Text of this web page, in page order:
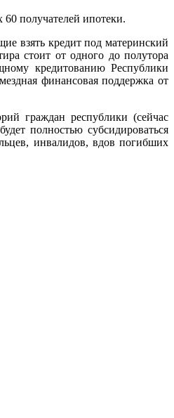
получателей ипотеки.
взять кредит под материнский
стоит от одного до полутора
кредитованию Республики
финансовая поддержка от
граждан республики (сейчас
полностью субсидироваться
инвалидов, вдов погибших